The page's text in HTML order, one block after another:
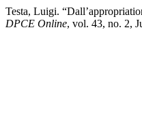
Testa, Luigi.
DPCE Online, vol. 43, no. 2,